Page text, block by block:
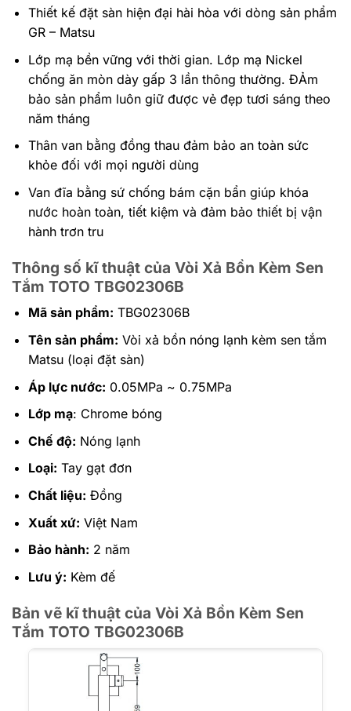
Thiết kế đặt sàn hiện đại hài hòa với dòng sản phẩm
GR – Matsu
Lớp mạ bền vững với thời gian. Lớp mạ Nickel
chống ăn mòn dày gấp 3 lần thông thường. ĐẢm
bảo sản phẩm luôn giữ được vẻ đẹp tươi sáng theo
năm tháng
Thân van bằng đồng thau đảm bảo an toàn sức
khỏe đối với mọi người dùng
Van đĩa bằng sứ chống bám cặn bẩn giúp khóa
nước hoàn toàn, tiết kiệm và đảm bảo thiết bị vận
hành trơn tru
Thông số kĩ thuật của Vòi Xả Bồn Kèm Sen
Tắm TOTO TBG02306B
Mã sản phẩm: TBG02306B
Tên sản phẩm: Vòi xả bồn nóng lạnh kèm sen tắm
Matsu (loại đặt sàn)
Áp lực nước: 0.05MPa ~ 0.75MPa
Lớp mạ: Chrome bóng
Chế độ: Nóng lạnh
Loại: Tay gạt đơn
Chất liệu: Đồng
Xuất xứ: Việt Nam
Bảo hành: 2 năm
Lưu ý: Kèm đế
Bản vẽ kĩ thuật của Vòi Xả Bồn Kèm Sen
Tắm TOTO TBG02306B